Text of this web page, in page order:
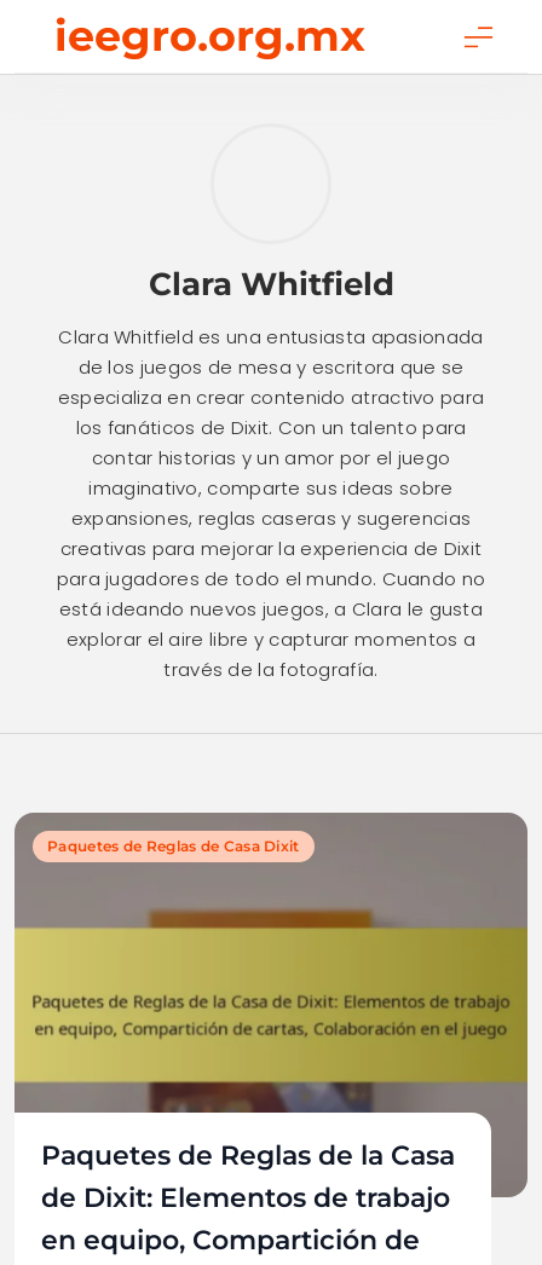
content
ieegro.org.mx
Clara Whitfield
Clara Whitfield es una entusiasta apasionada
de los juegos de mesa y escritora que se
especializa en crear contenido atractivo para
los fanáticos de Dixit. Con un talento para
contar historias y un amor por el juego
imaginativo, comparte sus ideas sobre
expansiones, reglas caseras y sugerencias
creativas para mejorar la experiencia de Dixit
para jugadores de todo el mundo. Cuando no
está ideando nuevos juegos, a Clara le gusta
explorar el aire libre y capturar momentos a
través de la fotografía.
Paquetes de Reglas de Casa Dixit
Paquetes de Reglas de la Casa
de Dixit: Elementos de trabajo
en equipo, Compartición de